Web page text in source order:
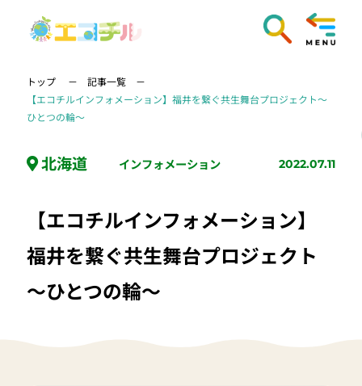
トップ
記事一覧
【エコチルインフォメーション】福井を繋ぐ共生舞台プロジェクト～
ひとつの輪～
北海道 インフォメーション 2022.07.11
【エコチルインフォメーション】
福井を繋ぐ共生舞台プロジェクト
～ひとつの輪～